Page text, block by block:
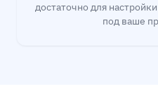
достаточно для
под ваше